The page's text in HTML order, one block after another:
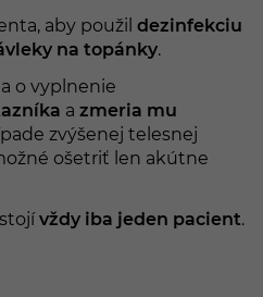
aby použil dezinfekciu
na topánky.
o vyplnenie
a zmeria mu
zvýšenej telesnej
ošetriť len akútne
vždy iba jeden pacient.